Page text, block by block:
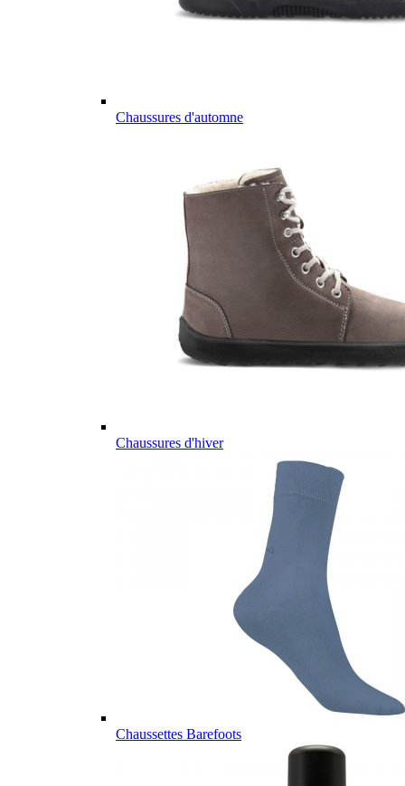
Chaussures d'automne
Chaussures d'hiver
Chaussettes Barefoots